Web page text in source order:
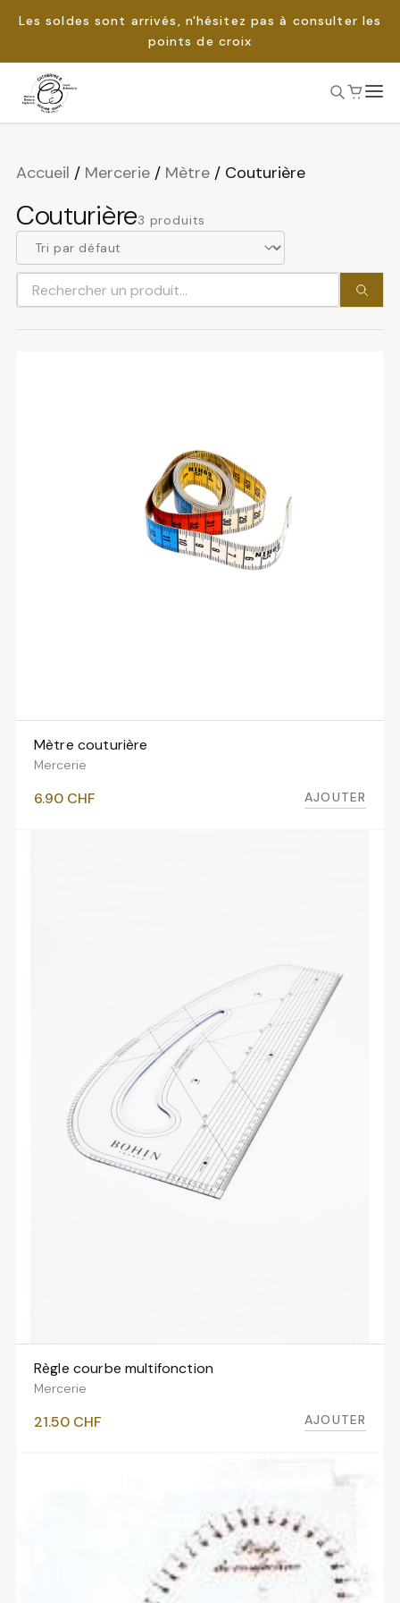
Les soldes sont arrivés, n'hésitez pas à consulter les
points de croix
Passer
Accueil / Mercerie/ Mètre/ Couturière
Couturière3 produits
Rechercher
un
AJOUTER AU PANIER
Mètre couturière
Mercerie
6.90 CHF AJOUTER
AJOUTER AU PANIER
Règle courbe multifonction
Mercerie
21.50 CHF AJOUTER